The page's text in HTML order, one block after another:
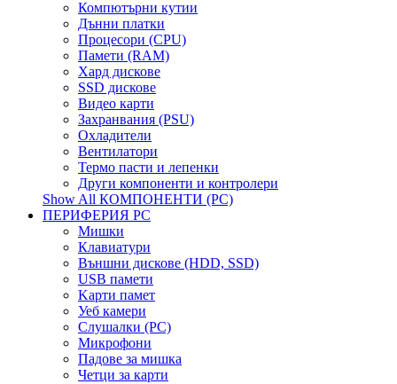
Компютърни кутии
Дънни платки
Процесори (CPU)
Памети (RAM)
Хард дискове
SSD дискове
Видео карти
Захранвания (PSU)
Охладители
Вентилатори
Термо пасти и лепенки
Други компоненти и контролери
Show All КОМПОНЕНТИ (PC)
ПЕРИФЕРИЯ PC
Мишки
Клавиатури
Външни дискове (HDD, SSD)
USB памети
Kарти памет
Уеб камери
Слушалки (PC)
Микрофони
Падове за мишка
Четци за карти